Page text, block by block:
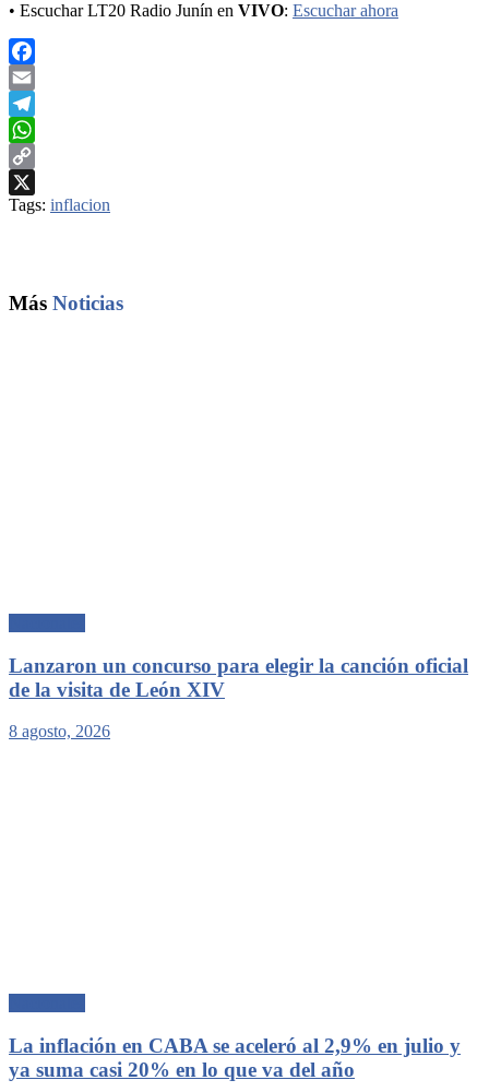
• Escuchar LT20 Radio Junín en VIVO: Escuchar ahora
Facebook
Email
Telegram
WhatsApp
Copy
Link
X
Tags: inflacion
Más Noticias
Lanzaron un concurso para elegir la canción oficial
de la visita de León XIV
8 agosto, 2026
La inflación en CABA se aceleró al 2,9% en julio y
ya suma casi 20% en lo que va del año